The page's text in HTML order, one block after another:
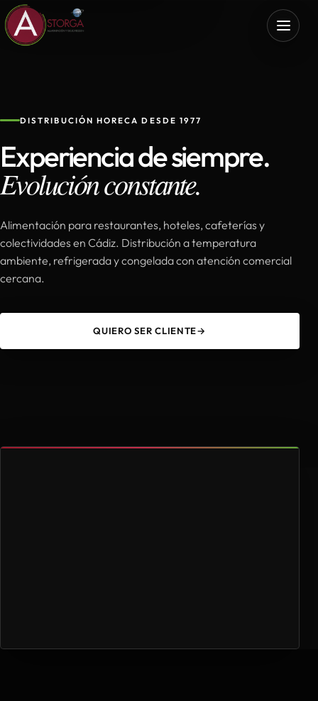
DISTRIBUCIÓN HORECA DESDE 1977
Experiencia de siempre.
Evolución constante.
Alimentación para restaurantes, hoteles, cafeterías y
colectividades en Cádiz. Distribución a temperatura
ambiente, refrigerada y congelada con atención comercial
cercana.
QUIERO SER CLIENTE→